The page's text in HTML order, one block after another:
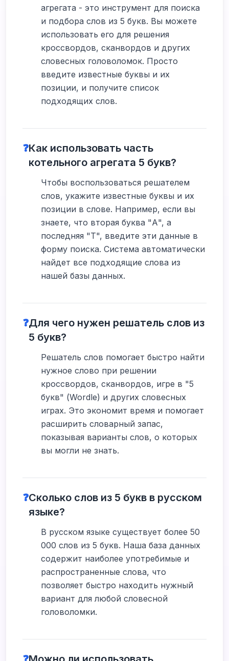
агрегата - это инструмент для поиска
и подбора слов из 5 букв. Вы можете
использовать его для решения
кроссвордов, сканвордов и других
словесных головоломок. Просто
введите известные буквы и их
позиции, и получите список
подходящих слов.
❓Как использовать часть
котельного агрегата 5 букв?
Чтобы воспользоваться решателем
слов, укажите известные буквы и их
позиции в слове. Например, если вы
знаете, что вторая буква "А", а
последняя "Т", введите эти данные в
форму поиска. Система автоматически
найдет все подходящие слова из
нашей базы данных.
❓Для чего нужен решатель слов из
5 букв?
Решатель слов помогает быстро найти
нужное слово при решении
кроссвордов, сканвордов, игре в "5
букв" (Wordle) и других словесных
играх. Это экономит время и помогает
расширить словарный запас,
показывая варианты слов, о которых
вы могли не знать.
❓Сколько слов из 5 букв в русском
языке?
В русском языке существует более 50
000 слов из 5 букв. Наша база данных
содержит наиболее употребимые и
распространенные слова, что
позволяет быстро находить нужный
вариант для любой словесной
головоломки.